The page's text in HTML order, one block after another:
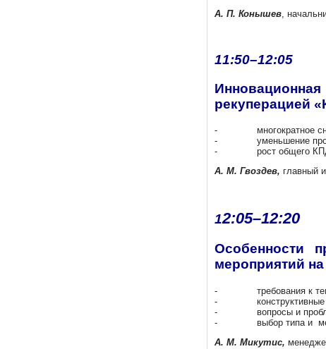
А. П. Конышев ,
11:50–12:05
рекуперацией
- многократное
- уменьшение
- рост общего КПД
А. М. Гвоздев, главный
12:05–12:20
Особенности
мероприятий
- требования к
- конструктивные и
- вопросы и
- выбор типа и места
А. М. Микутис,